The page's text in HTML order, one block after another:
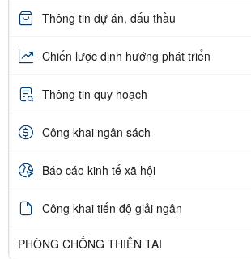
Thông tin dự án, đấu thầu
Chiến lược định hướng phát triển
Thông tin quy hoạch
Công khai ngân sách
Báo cáo kinh tế xã hội
Công khai tiến độ giải ngân
PHÒNG CHỐNG THIÊN TAI